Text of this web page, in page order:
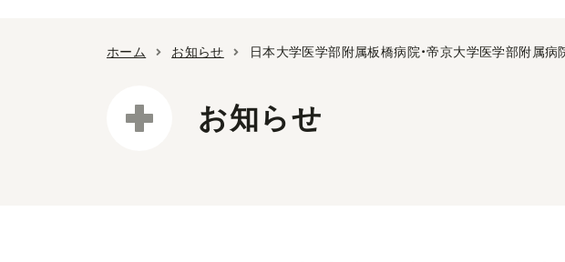
ホーム お知らせ 日本大学医学部附属板橋病院・帝京大学医学部附
お知らせ